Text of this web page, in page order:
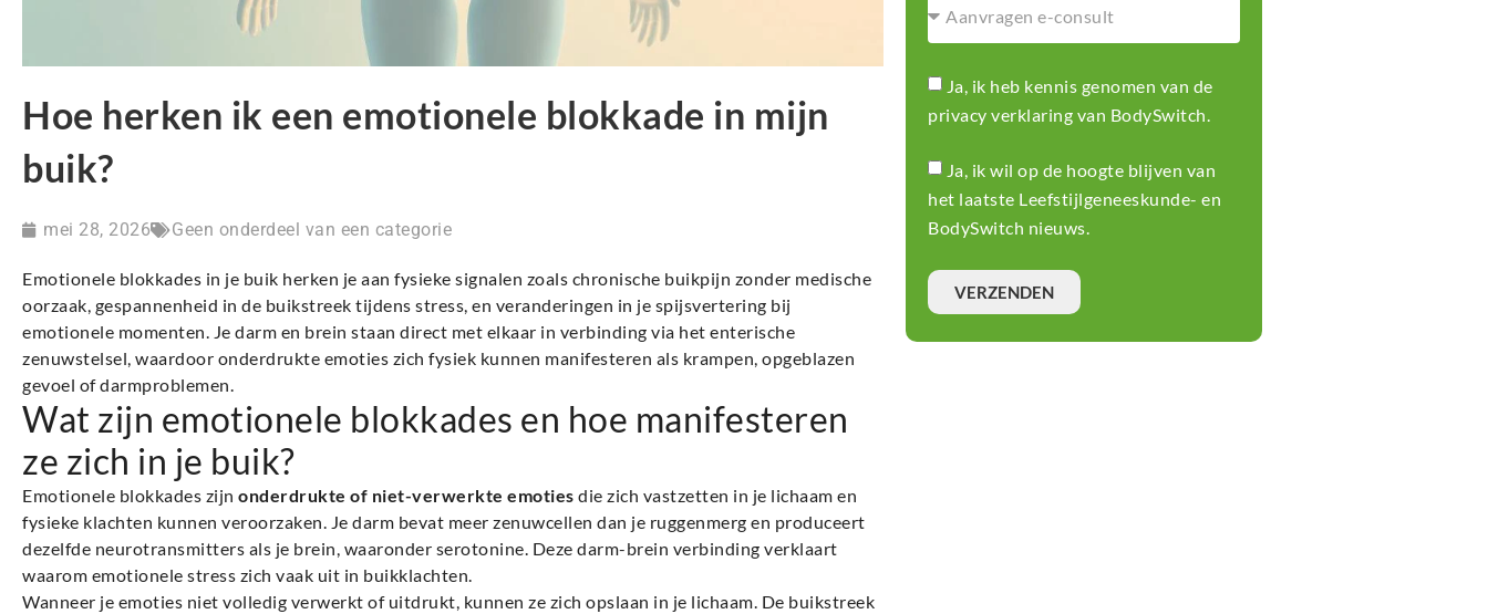
Hoe herken ik een emotionele blokkade in mijn
buik?
mei 28, 2026 Geen onderdeel van een categorie
Emotionele blokkades in je buik herken je aan fysieke signalen zoals chronische buikpijn zonder medische
oorzaak, gespannenheid in de buikstreek tijdens stress, en veranderingen in je spijsvertering bij
emotionele momenten. Je darm en brein staan direct met elkaar in verbinding via het enterische
zenuwstelsel, waardoor onderdrukte emoties zich fysiek kunnen manifesteren als krampen, opgeblazen
gevoel of darmproblemen.
Wat zijn emotionele blokkades en hoe manifesteren
ze zich in je buik?
Emotionele blokkades zijn onderdrukte of niet-verwerkte emoties die zich vastzetten in je lichaam en
fysieke klachten kunnen veroorzaken. Je darm bevat meer zenuwcellen dan je ruggenmerg en produceert
dezelfde neurotransmitters als je brein, waaronder serotonine. Deze darm-brein verbinding verklaart
waarom emotionele stress zich vaak uit in buikklachten.
Wanneer je emoties niet volledig verwerkt of uitdrukt, kunnen ze zich opslaan in je lichaam. De buikstreek
Ja, ik heb kennis genomen van de
privacy verklaring van BodySwitch.
Ja, ik wil op de hoogte blijven van
het laatste Leefstijlgeneeskunde- en
BodySwitch nieuws.
VERZENDEN